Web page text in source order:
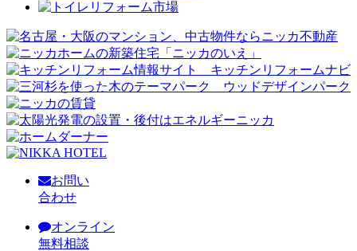
お問い
合わせ
オンライン
無料相談